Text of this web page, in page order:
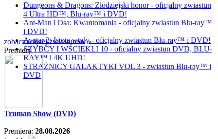
Dungeons & Dragons: Złodziejski honor - oficjalny zwiastun
4 Ultra HD™, Blu-ray™ i DVD!
Ant-Man i Osa: Kwantomania - oficjalny zwiastun Blu-ray™
i DVD!
Avatar 2: Istota wody - oficjalny zwiastun Blu-ray™ i DVD!
SZYBCY I WŚCIEKLI 10 - oficjalny zwiastun DVD, BLU-
RAY™ i 4K UHD!
STRAŻNICY GALAKTYKI VOL 3 - zwiastun Blu-ray™ i
DVD
zobacz więcej zwiastunów »
Premiery
Truman Show (DVD)
Premiera: 28.08.2026